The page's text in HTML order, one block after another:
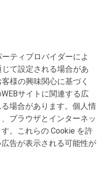
ティプロバイダーによ
て設定される場合があ
様の興味関心に基づく
サイトに関連する広
場合があります。個人情
ブラウザとインターネッ
。これらの Cookie を許
告が表示される可能性が